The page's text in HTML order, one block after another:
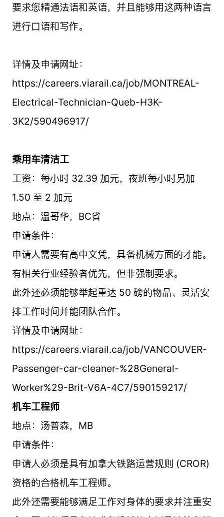
要求您精通法语和英语，并且能够用这两种语言
进行口语和写作。
详情及申请网址：
https://careers.viarail.ca/job/MONTREAL-
Electrical-Technician-Queb-H3K-
3K2/590496917/
乘用车清洁工
工资：每小时 32.39 加元，夜班每小时另加
1.50 至 2 加元
地点：温哥华，BC省
申请条件：
申请人需要有高中文凭，具备机械方面的才能。
有相关行业经验者优先，但非强制要求。
此外还必须能够举起重达 50 磅的物品、灵活安
排工作时间并能团队合作。
详情及申请网址：
https://careers.viarail.ca/job/VANCOUVER-
Passenger-car-cleaner-%28General-
Worker%29-Brit-V6A-4C7/590159217/
机车工程师
地点：汤普森，MB
申请条件：
申请人必须是具有加拿大铁路运营规则 (CROR)
资格的合格机车工程师。
此外还需要能够满足工作对身体的要求并注重安